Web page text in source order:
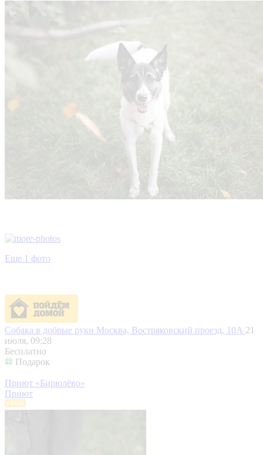
Еще 1 фото
Собака в добрые руки Москва, Востряковский проезд, 10А 21
июля, 09:28
Бесплатно
Подарок
Приют «Бирюлёво»
Приют